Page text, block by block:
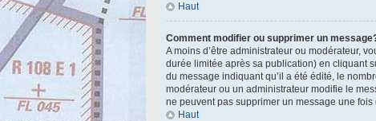
Haut
Comment modifier ou supprimer un
A moins d’être administrateur ou modérateur,
durée limitée après sa publication) en cliquant
du message indiquant qu’il a été édité, le
modérateur ou un administrateur modifie le
ne peuvent pas supprimer un message une fois
Haut